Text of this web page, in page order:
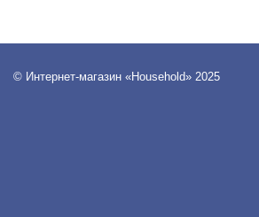
© Интернет-магазин «Household» 2025